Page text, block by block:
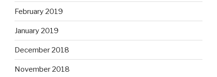
February 2019
January 2019
December 2018
November 2018